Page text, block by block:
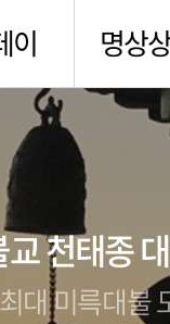
이 명상
교 천태종
대 미륵대불